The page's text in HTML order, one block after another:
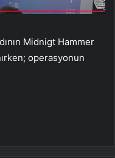
Midnigt Hammer
operasyonun